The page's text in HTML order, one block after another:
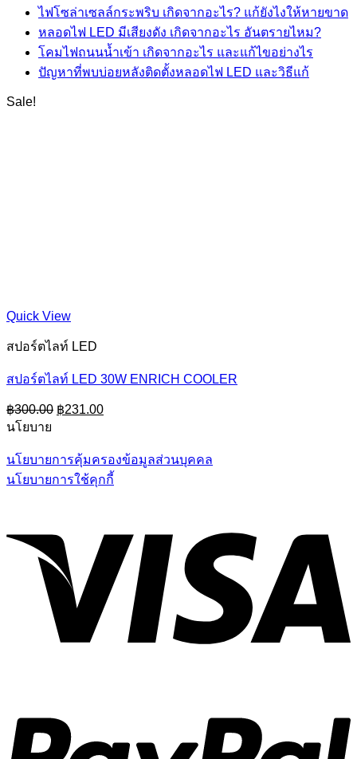
ไฟโซล่าเซลล์กระพริบ เกิดจากอะไร? แก้ยังไงให้หายขาด
หลอดไฟ LED มีเสียงดัง เกิดจากอะไร อันตรายไหม?
โคมไฟถนนน้ำเข้า เกิดจากอะไร และแก้ไขอย่างไร
ปัญหาที่พบบ่อยหลังติดตั้งหลอดไฟ LED และวิธีแก้
Sale!
Quick View
สปอร์ตไลท์ LED
สปอร์ตไลท์ LED 30W ENRICH COOLER
฿300.00 Original
฿300.00.
฿231.00Current
฿231.00.
นโยบาย
นโยบายการคุ้มครองข้อมูลส่วนบุคคล
นโยบายการใช้คุกกี้